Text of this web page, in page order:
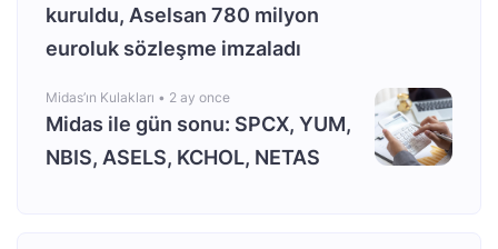
kuruldu, Aselsan 780 milyon
euroluk sözleşme imzaladı
Midas’ın Kulakları • 2 ay once
Midas ile gün sonu: SPCX, YUM,
NBIS, ASELS, KCHOL, NETAS